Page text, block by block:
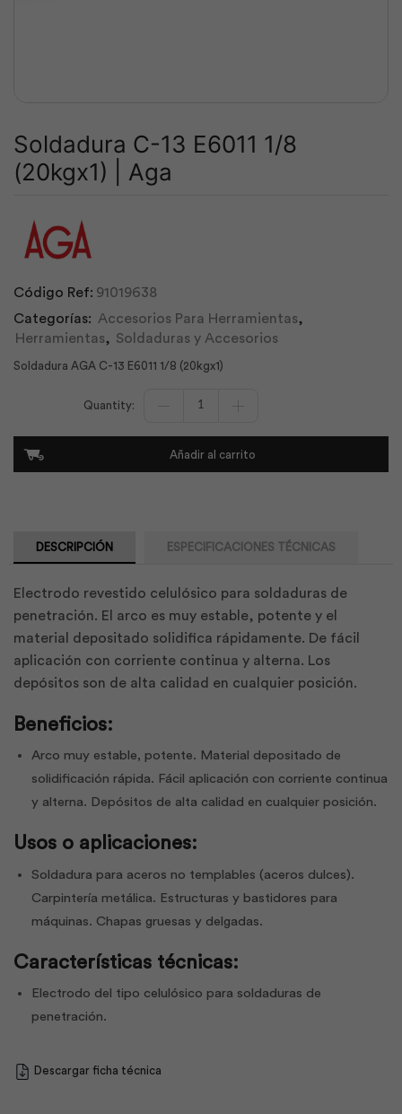
Soldadura C-13 E6011 1/8
(20kgx1) | Aga
Código Ref: 91019638
Categorías: Accesorios Para Herramientas,
Herramientas, Soldaduras y Accesorios
Soldadura AGA C-13 E6011 1/8 (20kgx1)
Añadir al carrito
DESCRIPCIÓN ESPECIFICACIONES TÉCNICAS
Electrodo revestido celulósico para soldaduras de
penetración. El arco es muy estable, potente y el
material depositado solidifica rápidamente. De fácil
aplicación con corriente continua y alterna. Los
depósitos son de alta calidad en cualquier posición.
Beneficios:
Arco muy estable, potente. Material depositado de
solidificación rápida. Fácil aplicación con corriente continua
y alterna. Depósitos de alta calidad en cualquier posición.
Usos o aplicaciones:
Soldadura para aceros no templables (aceros dulces).
Carpintería metálica. Estructuras y bastidores para
máquinas. Chapas gruesas y delgadas.
Características técnicas:
Electrodo del tipo celulósico para soldaduras de
penetración.
Descargar ficha técnica